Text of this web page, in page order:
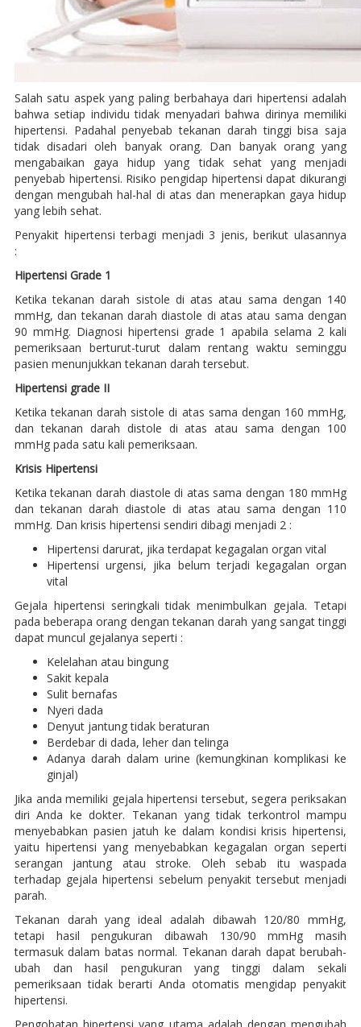
Salah satu aspek yang paling berbahaya dari hipertensi adalah
bahwa setiap individu tidak menyadari bahwa dirinya memiliki
hipertensi. Padahal penyebab tekanan darah tinggi bisa saja
tidak disadari oleh banyak orang. Dan banyak orang yang
mengabaikan gaya hidup yang tidak sehat yang menjadi
penyebab hipertensi. Risiko pengidap hipertensi dapat dikurangi
dengan mengubah hal-hal di atas dan menerapkan gaya hidup
yang lebih sehat.
Penyakit hipertensi terbagi menjadi 3 jenis, berikut ulasannya
:
Hipertensi Grade 1
Ketika tekanan darah sistole di atas atau sama dengan 140
mmHg, dan tekanan darah diastole di atas atau sama dengan
90 mmHg. Diagnosi hipertensi grade 1 apabila selama 2 kali
pemeriksaan berturut-turut dalam rentang waktu seminggu
pasien menunjukkan tekanan darah tersebut.
Hipertensi grade II
Ketika tekanan darah sistole di atas sama dengan 160 mmHg,
dan tekanan darah distole di atas atau sama dengan 100
mmHg pada satu kali pemeriksaan.
Krisis Hipertensi
Ketika tekanan darah diastole di atas sama dengan 180 mmHg
dan tekanan darah diastole di atas atau sama dengan 110
mmHg. Dan krisis hipertensi sendiri dibagi menjadi 2 :
Hipertensi darurat, jika terdapat kegagalan organ vital
Hipertensi urgensi, jika belum terjadi kegagalan organ
vital
Gejala hipertensi seringkali tidak menimbulkan gejala. Tetapi
pada beberapa orang dengan tekanan darah yang sangat tinggi
dapat muncul gejalanya seperti :
Kelelahan atau bingung
Sakit kepala
Sulit bernafas
Nyeri dada
Denyut jantung tidak beraturan
Berdebar di dada, leher dan telinga
Adanya darah dalam urine (kemungkinan komplikasi ke
ginjal)
Jika anda memiliki gejala hipertensi tersebut, segera periksakan
diri Anda ke dokter. Tekanan yang tidak terkontrol mampu
menyebabkan pasien jatuh ke dalam kondisi krisis hipertensi,
yaitu hipertensi yang menyebabkan kegagalan organ seperti
serangan jantung atau stroke. Oleh sebab itu waspada
terhadap gejala hipertensi sebelum penyakit tersebut menjadi
parah.
Tekanan darah yang ideal adalah dibawah 120/80 mmHg,
tetapi hasil pengukuran dibawah 130/90 mmHg masih
termasuk dalam batas normal. Tekanan darah dapat berubah-
ubah dan hasil pengukuran yang tinggi dalam sekali
pemeriksaan tidak berarti Anda otomatis mengidap penyakit
hipertensi.